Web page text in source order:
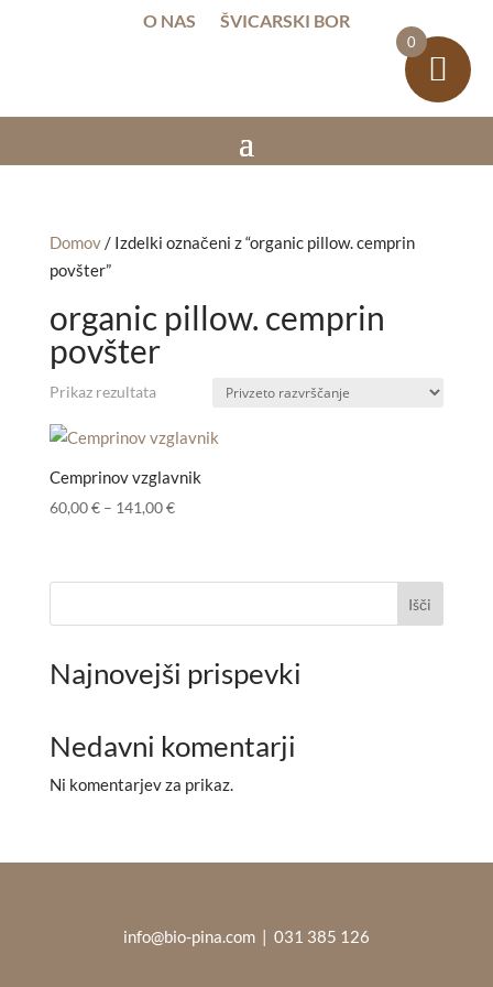
O NAS ŠVICARSKI BOR
Domov/ Izdelki označeni z “organic pillow. cemprin
povšter”
organic pillow. cemprin
povšter
Prikaz rezultata
Cemprinov vzglavnik
60,00€ – 141,00€Cenovni
60,00 €
Išči
Najnovejši prispevki
Nedavni komentarji
Ni komentarjev za prikaz.
info@bio-pina.com| 031 385 126
0